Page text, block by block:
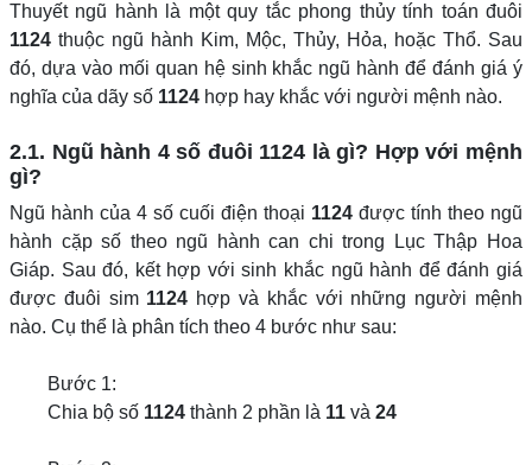
Thuyết ngũ hành là một quy tắc phong thủy tính toán đuôi
1124 thuộc ngũ hành Kim, Mộc, Thủy, Hỏa, hoặc Thổ. Sau
đó, dựa vào mối quan hệ sinh khắc ngũ hành để đánh giá ý
nghĩa của dãy số 1124 hợp hay khắc với người mệnh nào.
2.1. Ngũ hành 4 số đuôi 1124 là gì? Hợp với mệnh
gì?
Ngũ hành của 4 số cuối điện thoại 1124 được tính theo ngũ
hành cặp số theo ngũ hành can chi trong Lục Thập Hoa
Giáp. Sau đó, kết hợp với sinh khắc ngũ hành để đánh giá
được đuôi sim 1124 hợp và khắc với những người mệnh
nào. Cụ thể là phân tích theo 4 bước như sau:
Bước 1:
Chia bộ số 1124 thành 2 phần là 11 và 24